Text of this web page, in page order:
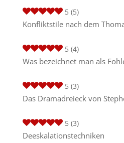
5 (5)
Konfliktstile nach dem
5 (4)
Was bezeichnet man als
5 (3)
Das Dramadreieck von
5 (3)
Deeskalationstechniken